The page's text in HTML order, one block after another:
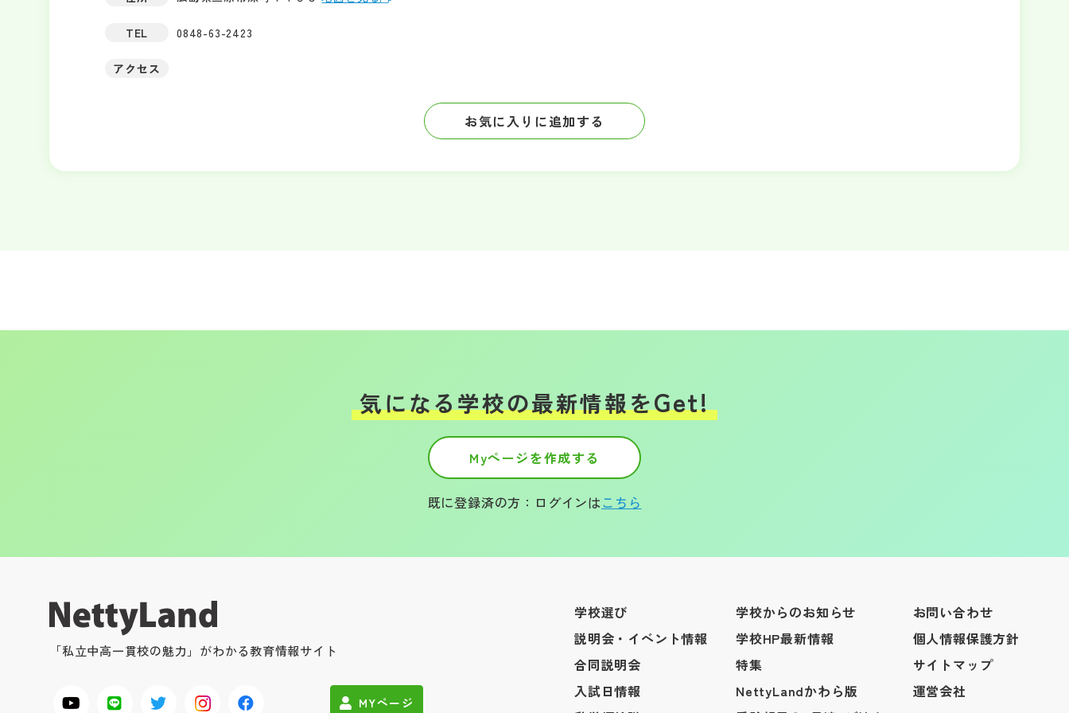
TEL 0848-63-2423
アクセス
お気に入りに追加する
気になる学校の最新情報をGet!
Myページを作成する
既に登録済の方：ログインはこちら
「私立中高一貫校の魅力」がわかる教育情報サイト
MYページ
学校選び
説明会・イベント情報
合同説明会
入試日情報
学校からのお知らせ
学校HP最新情報
特集
NettyLandかわら版
お問い合わせ
個人情報保護方針
サイトマップ
運営会社